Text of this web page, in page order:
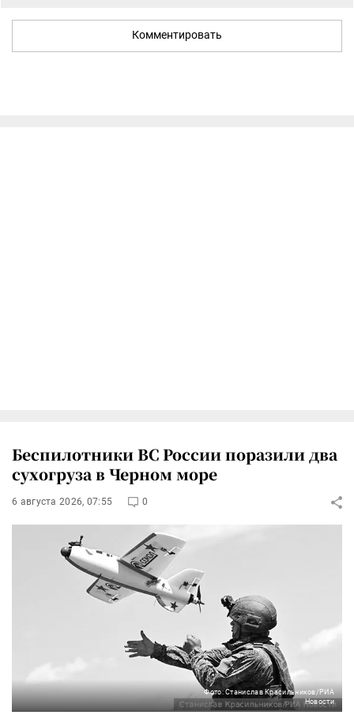
Комментировать
Беспилотники ВС России поразили два
сухогруза в Черном море
6 августа 2026, 07:55 0
Фото: Станислав Красильников/РИА
Новости